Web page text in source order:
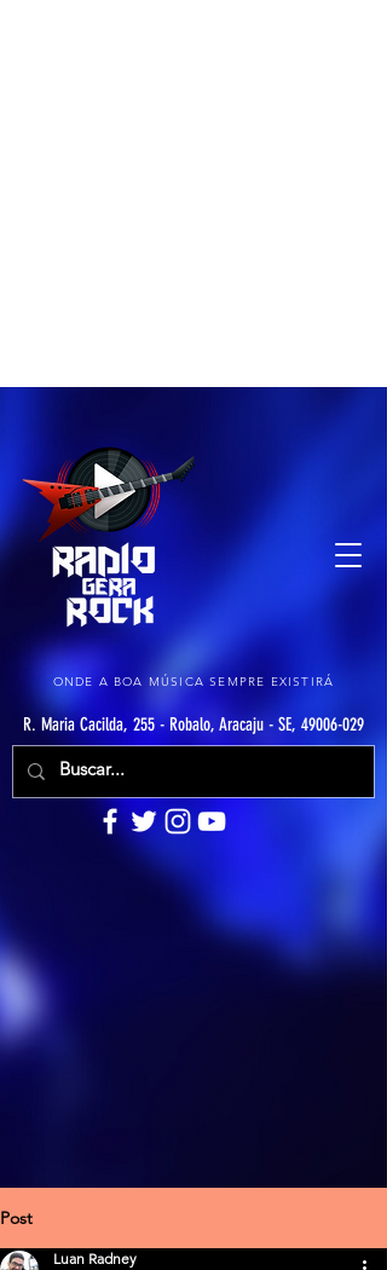
ONDE A BOA MÚSICA SEMPRE EXISTIRÁ
R. Maria Cacilda, 255 - Robalo, Aracaju - SE, 49006-029
Post
Luan Radney